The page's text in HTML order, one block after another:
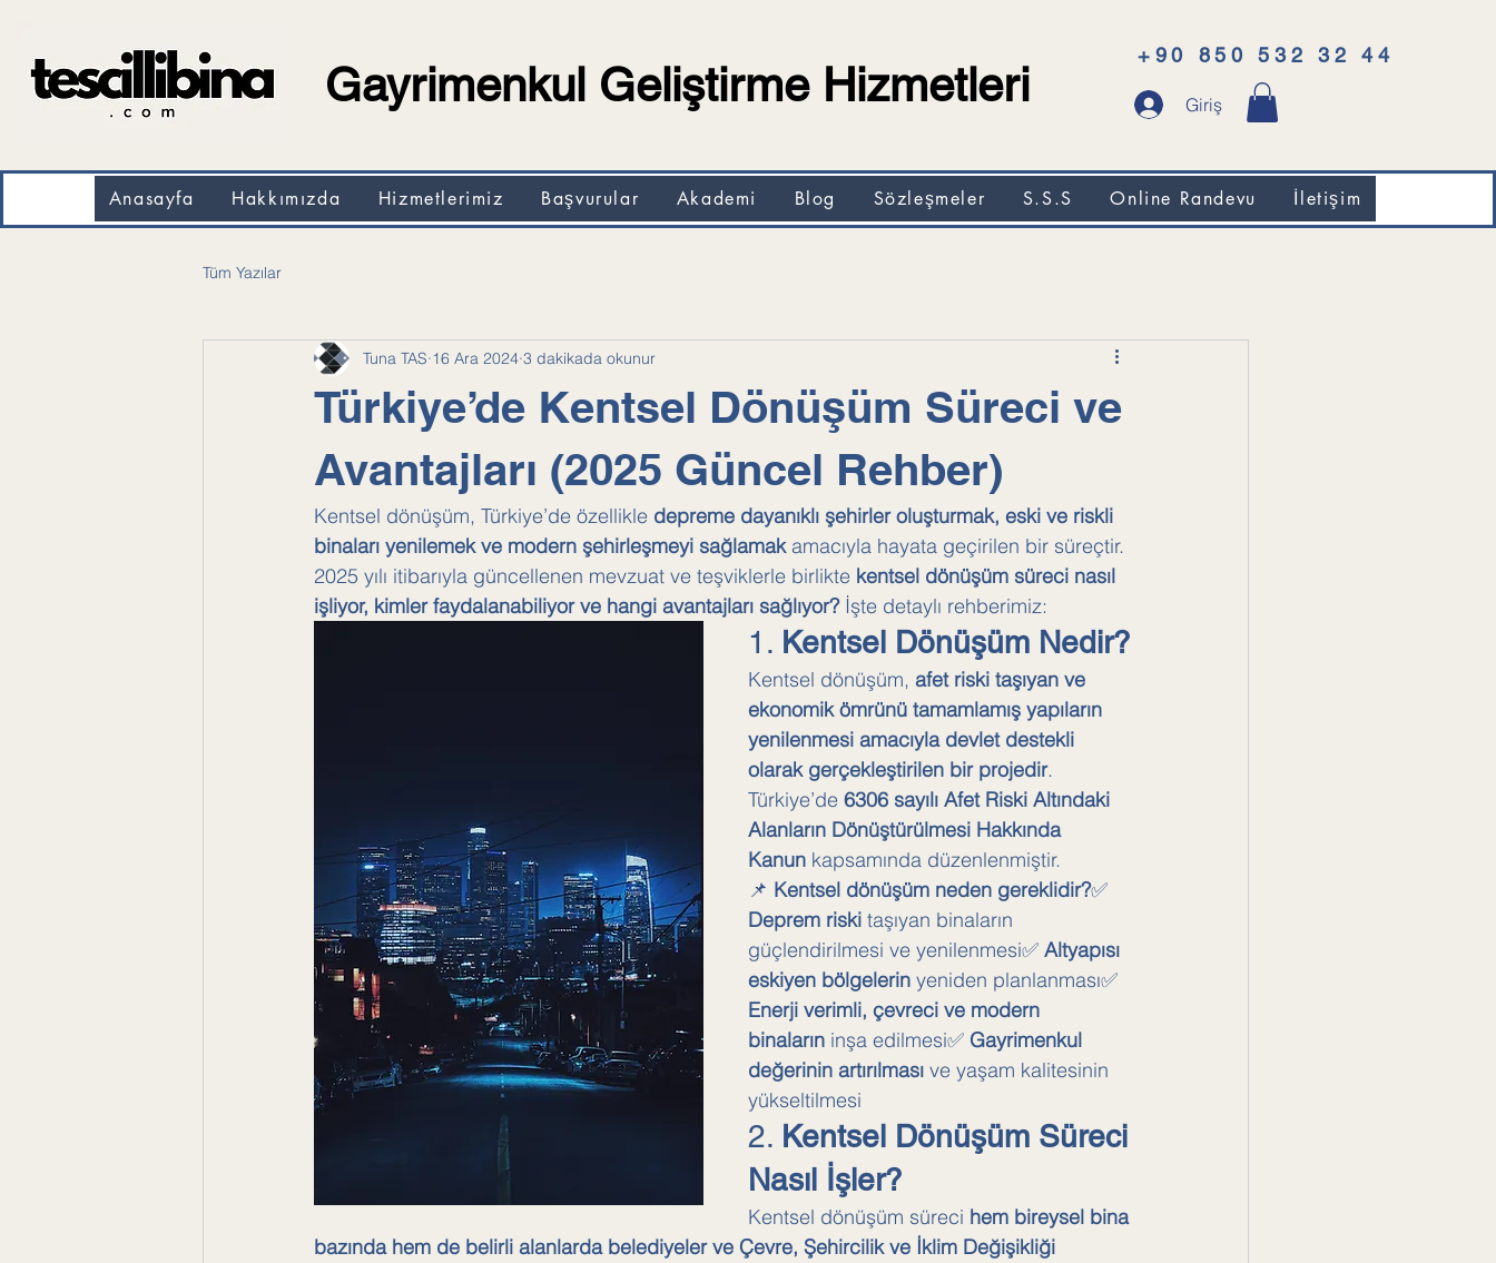
+90 850 532 32 44
Giriş
Anasayfa Hakkımızda Hizmetlerimiz Başvurular Akademi Blog Sözleşmeler S.S.S Online Randevu İletişim
Gayrimenkul Geliştirme Hizmetleri
Tüm Yazılar
Türkiye’de Kentsel Dönüşüm Süreci ve
Avantajları (2025 Güncel Rehber)
Tuna TAS 16 Ara 2024 3 dakikada okunur
Kentsel dönüşüm, Türkiye’de özellikle depreme dayanıklı şehirler oluşturmak, eski ve riskli
binaları yenilemek ve modern şehirleşmeyi sağlamak amacıyla hayata geçirilen bir süreçtir.
2025 yılı itibarıyla güncellenen mevzuat ve teşviklerle birlikte kentsel dönüşüm süreci nasıl
işliyor, kimler faydalanabiliyor ve hangi avantajları sağlıyor? İşte detaylı rehberimiz:
1. Kentsel Dönüşüm Nedir?
Kentsel dönüşüm, afet riski taşıyan ve
ekonomik ömrünü tamamlamış yapıların
yenilenmesi amacıyla devlet destekli
olarak gerçekleştirilen bir projedir.
Türkiye’de 6306 sayılı Afet Riski Altındaki
Alanların Dönüştürülmesi Hakkında
Kanun kapsamında düzenlenmiştir.
📌 Kentsel dönüşüm neden gereklidir?✅
Deprem riski taşıyan binaların
güçlendirilmesi ve yenilenmesi✅ Altyapısı
eskiyen bölgelerin yeniden planlanması✅
Enerji verimli, çevreci ve modern
binaların inşa edilmesi✅ Gayrimenkul
değerinin artırılması ve yaşam kalitesinin
yükseltilmesi
2. Kentsel Dönüşüm Süreci
Nasıl İşler?
Kentsel dönüşüm süreci hem bireysel bina
bazında hem de belirli alanlarda belediyeler ve Çevre, Şehircilik ve İklim Değişikliği